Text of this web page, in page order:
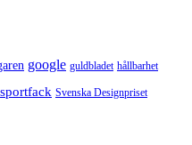
google guldbladet hållbarhet
sportfack Svenska Designpriset